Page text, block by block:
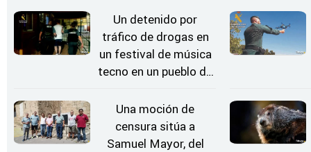
Un detenido por
tráfico de drogas en
un festival de música
tecno en un pueblo de
Una moción de
censura sitúa a
Samuel Mayor, del